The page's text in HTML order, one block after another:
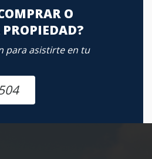
O
para asistirte en tu